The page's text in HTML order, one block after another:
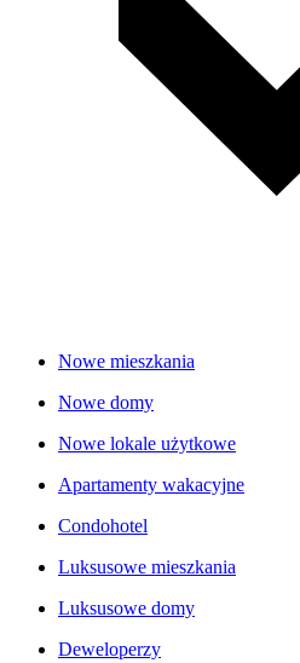
Nowe mieszkania
Nowe domy
Nowe lokale użytkowe
Apartamenty wakacyjne
Condohotel
Luksusowe mieszkania
Luksusowe domy
Deweloperzy